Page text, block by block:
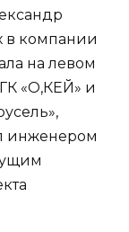
в компании
на левом
«О,КЕЙ» и
инженером